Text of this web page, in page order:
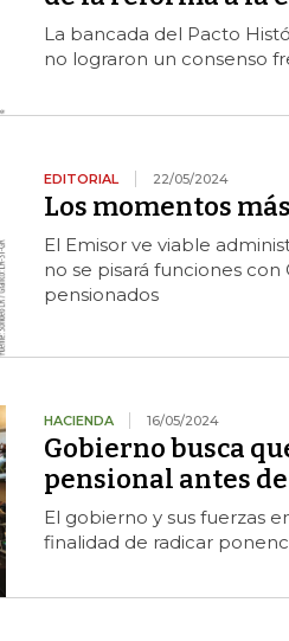
La bancada del Pacto
no lograron un consenso
EDITORIAL 22/05/2024
Los momentos
El Emisor ve viable
no se pisará funciones
pensionados
HACIENDA 16/05/2024
Gobierno busca
pensional antes
El gobierno y sus fuerzas
finalidad de radicar